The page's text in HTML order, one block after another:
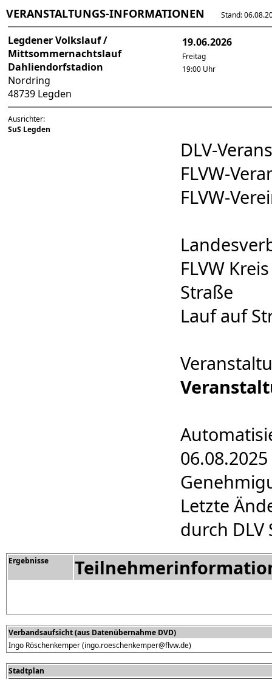
VERANSTALTUNGS-INFORMATIONEN Stand:
Legdener Volkslauf /
Mittsommernachtslauf
Dahliendorfstadion
Nordring
48739 Legden
19.06.2026
Freitag
19:00 Uhr
Ausrichter:
SuS Legden
DLV-
FLVW-
FLVW-
FLVW
Straße
Lauf auf
06.08.2025
Letzte
durch
Ergebnisse
Verbandsaufsicht (aus Datenübernahme DVD)
Ingo Röschenkemper (ingo.roeschenkemper@flvw.de)
Stadtplan